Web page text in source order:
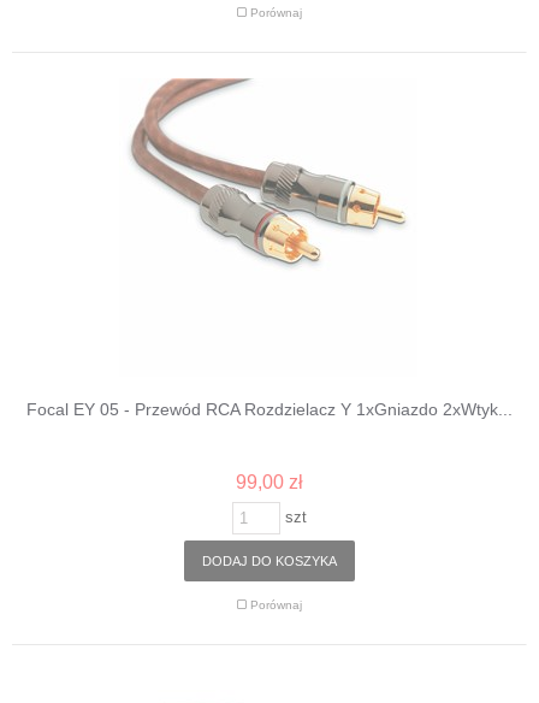
Porównaj
Focal EY 05 - Przewód RCA Rozdzielacz Y 1xGniazdo 2xWtyk...
99,00 zł
szt
DODAJ DO KOSZYKA
Porównaj